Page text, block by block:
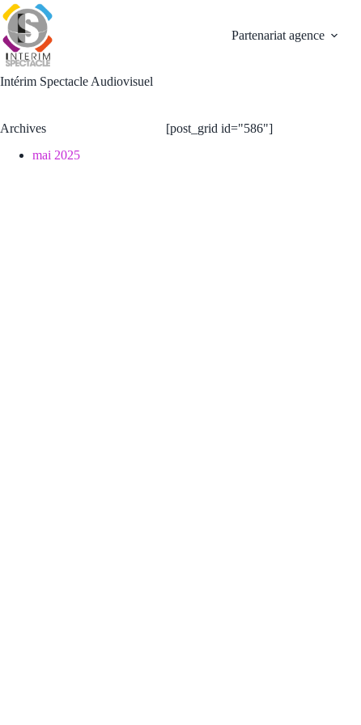
Passer
au
contenu
Partenariat agence
Intérim Spectacle Audiovisuel
Archives
mai 2025
[post_grid id="586"]